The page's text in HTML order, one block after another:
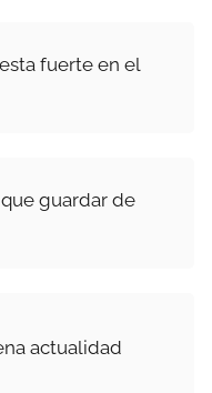
fuerte en el
guardar de
actualidad